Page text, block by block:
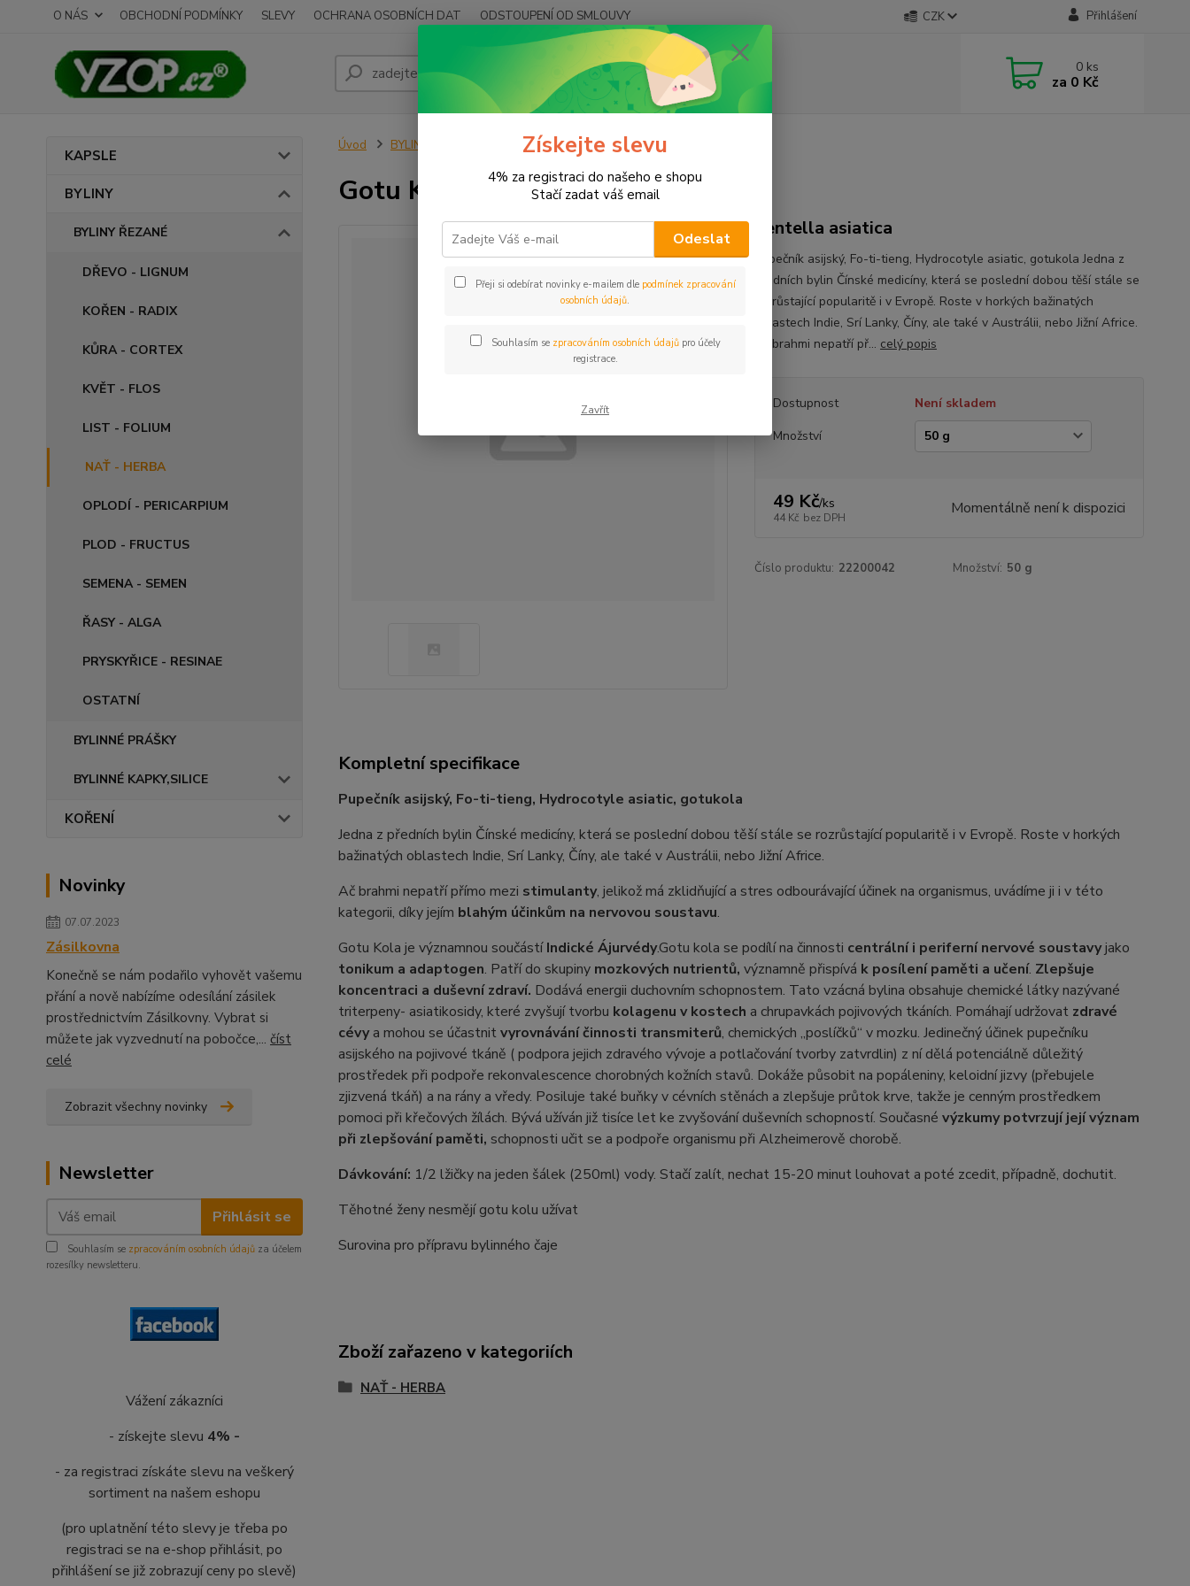
O NÁS OBCHODNÍ PODMÍNKY SLEVY OCHRANA OSOBNÍCH DAT ODSTOUPENÍ OD SMLOUVY CZK Přihlášení
Hledat 0 ks
za 0 Kč
KAPSLE
BYLINY
BYLINY ŘEZANÉ
DŘEVO - LIGNUM
KOŘEN - RADIX
KŮRA - CORTEX
KVĚT - FLOS
LIST - FOLIUM
NAŤ - HERBA
OPLODÍ - PERICARPIUM
PLOD - FRUCTUS
SEMENA - SEMEN
ŘASY - ALGA
PRYSKYŘICE - RESINAE
OSTATNÍ
BYLINNÉ PRÁŠKY
BYLINNÉ KAPKY,SILICE
KOŘENÍ
Novinky
07.07.2023
Zásilkovna
Konečně se nám podařilo vyhovět vašemu
přání a nově nabízíme odesílání zásilek
prostřednictvím Zásilkovny. Vybrat si
můžete jak vyzvednutí na pobočce,... číst
celé
Zobrazit všechny novinky
Newsletter
Přihlásit se
Souhlasím se zpracováním osobních údajů za účelem
rozesílky newsletteru.
Vážení zákazníci
- získejte slevu 4% -
- za registraci získáte slevu na veškerý
sortiment na našem eshopu
(pro uplatnění této slevy je třeba po
registraci se na e-shop přihlásit, po
přihlášení se již zobrazují ceny po slevě)
Úvod BYLINY BYLINY ŘEZANÉ NAŤ - HERBA Gotu Kola
Gotu Kola
Centella asiatica
Pupečník asijský, Fo-ti-tieng, Hydrocotyle asiatic, gotukola Jedna z
předních bylin Čínské medicíny, která se poslední dobou těší stále se
rozrůstající popularitě i v Evropě. Roste v horkých bažinatých
oblastech Indie, Srí Lanky, Číny, ale také v Austrálii, nebo Jižní Africe.
Ač brahmi nepatří př... celý popis
Dostupnost
Není skladem
Množství
49 Kč/ks
44 Kč bez DPH Momentálně není k dispozici
Číslo produktu: 22200042 Množství: 50 g
Kompletní specifikace
Pupečník asijský, Fo-ti-tieng, Hydrocotyle asiatic, gotukola
Jedna z předních bylin Čínské medicíny, která se poslední dobou těší stále se rozrůstající popularitě i v Evropě. Roste v horkých
bažinatých oblastech Indie, Srí Lanky, Číny, ale také v Austrálii, nebo Jižní Africe.
Ač brahmi nepatří přímo mezi stimulanty, jelikož má zklidňující a stres odbourávající účinek na organismus, uvádíme ji i v této
kategorii, díky jejím blahým účinkům na nervovou soustavu.
Gotu Kola je významnou součástíIndické Ájurvédy.Gotu kola se podílí na činnosti centrální i periferní nervové soustavyjako
tonikum a adaptogen. Patří do skupiny mozkových nutrientů, významně přispívá k posílení paměti a učení. Zlepšuje
koncentraci a duševní zdraví. Dodává energii duchovním schopnostem. Tato vzácná bylina obsahuje chemické látky nazývané
triterpeny- asiatikosidy, které zvyšují tvorbu kolagenu v kostech a chrupavkách pojivových tkáních. Pomáhají udržovat zdravé
cévya mohou se účastnitvyrovnávání činnosti transmiterů, chemických „poslíčků“ v mozku. Jedinečný účinek pupečníku
asijského na pojivové tkáně ( podpora jejich zdravého vývoje a potlačování tvorby zatvrdlin) z ní dělá potenciálně důležitý
prostředek při podpoře rekonvalescence chorobných kožních stavů. Dokáže působit na popáleniny, keloidní jizvy (přebujele
zjizvená tkáň) a na rány a vředy. Posiluje také buňky v cévních stěnách a zlepšuje průtok krve, takže je cenným prostředkem
pomoci při křečových žílách. Bývá užíván již tisíce let ke zvyšování duševních schopností. Současné výzkumy potvrzují její význam
při zlepšování paměti, schopnosti učit se a podpoře organismu při Alzheimerově chorobě.
Dávkování: 1/2 lžičky na jeden šálek (250ml) vody. Stačí zalít, nechat 15-20 minut louhovat a poté zcedit, případně, dochutit.
Těhotné ženy nesmějí gotu kolu užívat
Surovina pro přípravu bylinného čaje
Zboží zařazeno v kategoriích
NAŤ - HERBA
Získejte slevu
4% za registraci do našeho e shopu
Stačí zadat váš email
Odeslat
Přeji si odebírat novinky e-mailem dle podmínek zpracování
osobních údajů.
Souhlasím se zpracováním osobních údajůpro účely
registrace.
Zavřít